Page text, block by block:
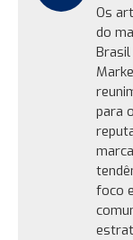
Os
do
para
foco